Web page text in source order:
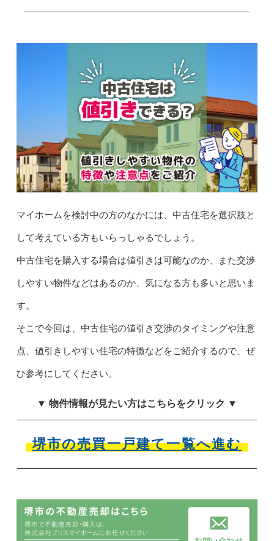
マイホームを検討中の方のなかには、中古住宅を選択肢と
して考えている方もいらっしゃるでしょう。
中古住宅を購入する場合は値引きは可能なのか、また交渉
しやすい物件などはあるのか、気になる方も多いと思いま
す。
そこで今回は、中古住宅の値引き交渉のタイミングや注意
点、値引きしやすい住宅の特徴などをご紹介するので、ぜ
ひ参考にしてください。
▼ 物件情報が見たい方はこちらをクリック ▼
堺市の売買一戸建て一覧へ進む